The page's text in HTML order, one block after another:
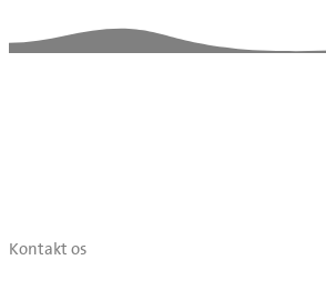
Kontakt os